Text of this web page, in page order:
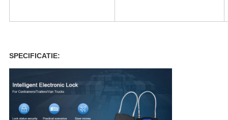
SPECIFICATIE: